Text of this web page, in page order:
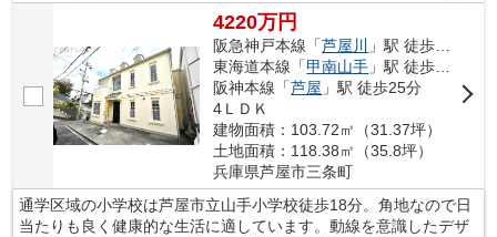
4220万円
阪急神戸本線「芦屋川
」駅 徒歩13分
東海道本線「甲南山手 」駅 徒歩14分
阪神本線「芦屋 」駅 徒歩25分
4ＬＤＫ
建物面積：103.72㎡（31.37坪）
土地面積：118.38㎡（35.8坪）
兵庫県芦屋市三条町
通学区域の小学校は芦屋市立山手小学校徒歩18分。角地なので日
当たりも良く健康的な生活に適しています。動線を意識したデザ